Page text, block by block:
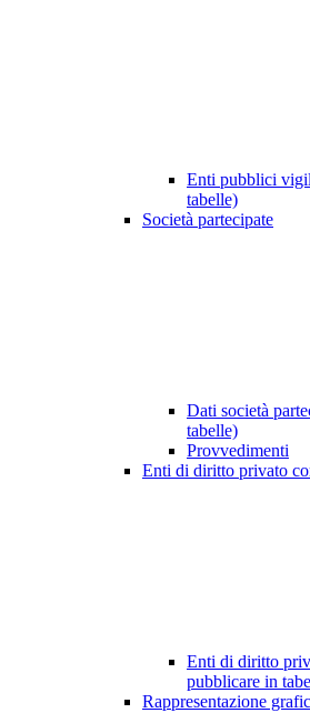
Enti pubblici
tabelle)
Società partecipate
Dati società
tabelle)
Provvedimenti
Enti di diritto privato
Enti di diritto
pubblicare in
Rappresentazione